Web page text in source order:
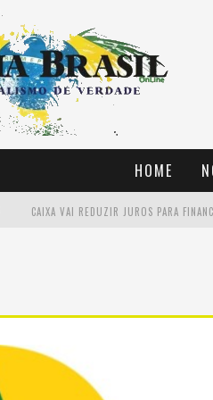
HOME
CAIXA VAI REDUZIR JUROS PARA
SÉRIE D: GALVEZ E GUARANY DE